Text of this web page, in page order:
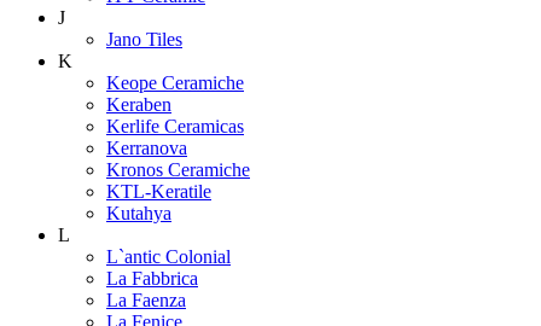
J
Jano Tiles
K
Keope Ceramiche
Keraben
Kerlife Ceramicas
Kerranova
Kronos Ceramiche
KTL-Keratile
Kutahya
L
L`antic Colonial
La Fabbrica
La Faenza
La Fenice